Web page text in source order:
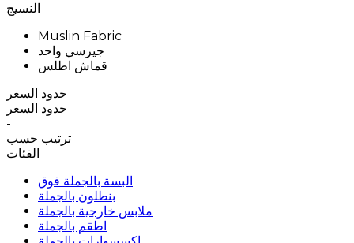
النسيج
Muslin Fabric
جيرسي واحد
قماش اطلس
حدود السعر
حدود السعر
-
ترتيب حسب
الفئات
البسة بالجملة فوق
بنطلون بالجملة
ملابس خارجية بالجملة
اطقم بالجملة